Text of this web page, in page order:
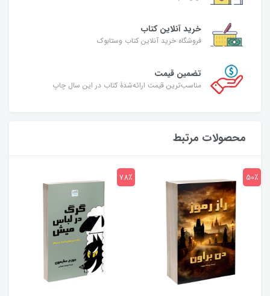
خرید آنلاین کتاب
فروشگاه خرید آنلاین کتاب وستابوک
تضمین قیمت
مناسب‌ترین قیمت ارائه‌شدۀ کتاب در این سال چاپ
محصولات مرتبط
50٪ 78٪